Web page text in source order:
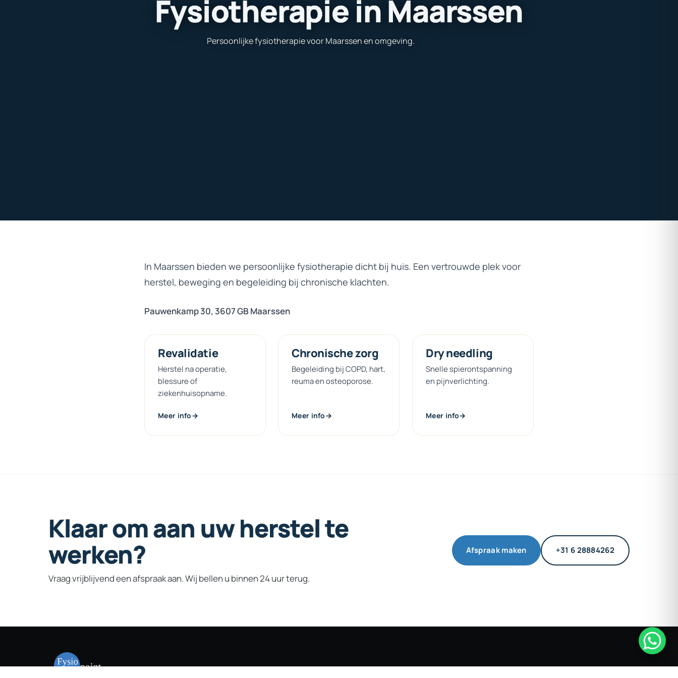
Fysiotherapie in Maarssen
Persoonlijke fysiotherapie voor Maarssen en omgeving.
In Maarssen bieden we persoonlijke fysiotherapie dicht bij huis. Een vertrouwde plek voor
herstel, beweging en begeleiding bij chronische klachten.
Pauwenkamp 30, 3607 GB Maarssen
Revalidatie
Herstel na operatie,
blessure of
ziekenhuisopname.
Meer info
Chronischezorg
Begeleiding bij COPD, hart,
reuma en osteoporose.
Meer info
Dryneedling
Snelle spierontspanning
en pijnverlichting.
Meer info
Klaaromaan uwherstelte
werken?
Vraag vrijblijvend een afspraak aan. Wij bellen u binnen 24 uur terug.
Afspraak maken +31 6 28884262